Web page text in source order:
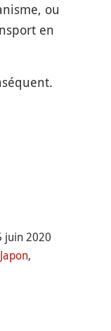
ou
en
juin 2020
,